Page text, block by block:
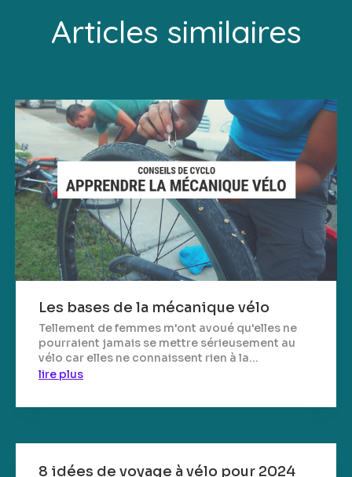
Articles similaires
Les bases de la mécanique vélo
Tellement de femmes m'ont avoué qu'elles ne
pourraient jamais se mettre sérieusement au
vélo car elles ne connaissent rien à la...
lire plus
8 idées de voyage à vélo pour 2024